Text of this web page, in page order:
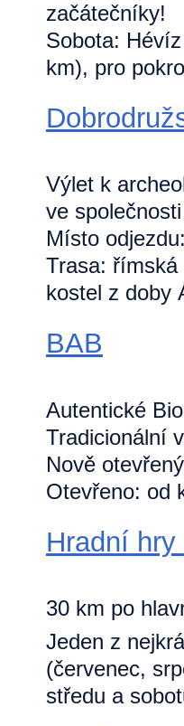
začátečníky!
Sobota:
km), pro
Výlet k
ve
Místo
Trasa:
kostel z doby
BAB
Autentické
Tradicionální
Nově
Otevřeno: od
Hradní
30 km po
Jeden z
(červenec,
středu a